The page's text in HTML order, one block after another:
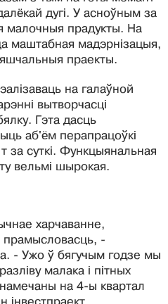
дугі. У асноўным за
малочныя прадукты. На
маштабная мадэрнізацыя,
праекты.
на галаўной
вытворчасці
Гэта дасць
аб'ём перапрацоўкі
за суткі. Функцыянальная
вельмі шырокая.
харчаванне,
прамысловасць, -
- Ужо ў бягучым годзе мы
малака і пітных
намечаны на 4-ы квартал